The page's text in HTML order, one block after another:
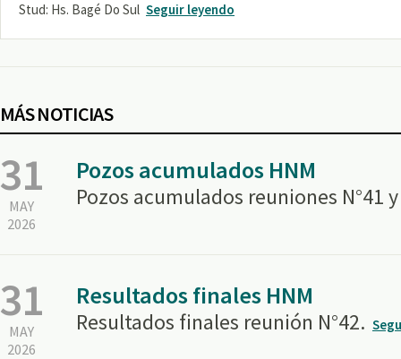
Stud: Hs. Bagé Do Sul Seguir leyendo
MÁS NOTICIAS
31
MAY
2026
Pozos acumulados HNM
Pozos acumulados reuniones N°41 y
31
MAY
2026
Resultados finales HNM
Resultados finales reunión N°42.